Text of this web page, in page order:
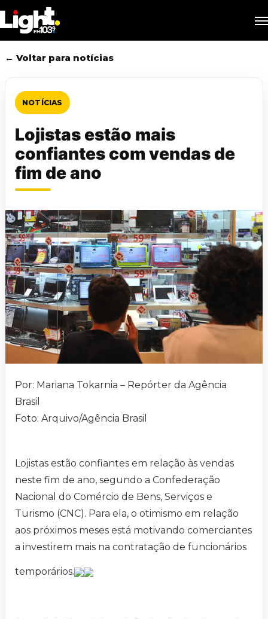
to
main
content
← Voltar para notícias
NOTÍCIAS
Lojistas estão mais
confiantes com vendas de
fim de ano
Por: Mariana Tokarnia – Repórter da Agência
Brasil
Foto: Arquivo/Agência Brasil
Lojistas estão confiantes em relação às vendas
neste fim de ano, segundo a Confederação
Nacional do Comércio de Bens, Serviços e
Turismo (CNC). Para ela, o otimismo em relação
aos próximos meses está motivando comerciantes
a investirem mais na contratação de funcionários
temporários.